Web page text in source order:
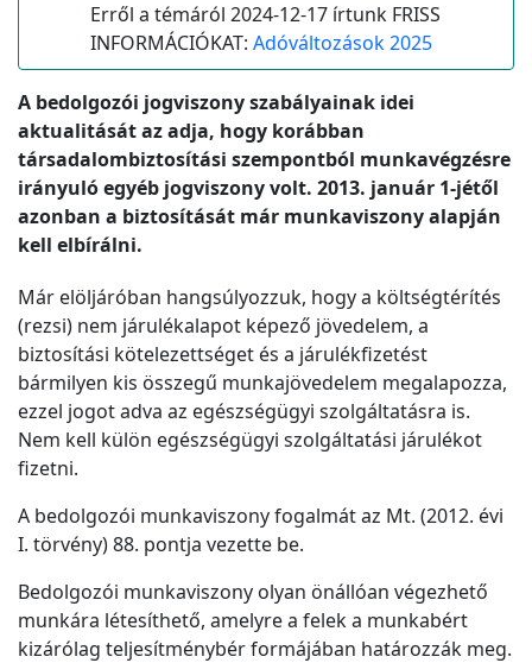
Erről a témáról 2024-12-17 írtunk FRISS
INFORMÁCIÓKAT: Adóváltozások 2025
A bedolgozói jogviszony szabályainak idei
aktualitását az adja, hogy korábban
társadalombiztosítási szempontból munkavégzésre
irányuló egyéb jogviszony volt. 2013. január 1-jétől
azonban a biztosítását már munkaviszony alapján
kell elbírálni.
Már elöljáróban hangsúlyozzuk, hogy a költségtérítés
(rezsi) nem járulékalapot képező jövedelem, a
biztosítási kötelezettséget és a járulékfizetést
bármilyen kis összegű munkajövedelem megalapozza,
ezzel jogot adva az egészségügyi szolgáltatásra is.
Nem kell külön egészségügyi szolgáltatási járulékot
fizetni.
A bedolgozói munkaviszony fogalmát az Mt. (2012. évi
I. törvény) 88. pontja vezette be.
Bedolgozói munkaviszony olyan önállóan végezhető
munkára létesíthető, amelyre a felek a munkabért
kizárólag teljesítménybér formájában határozzák meg.